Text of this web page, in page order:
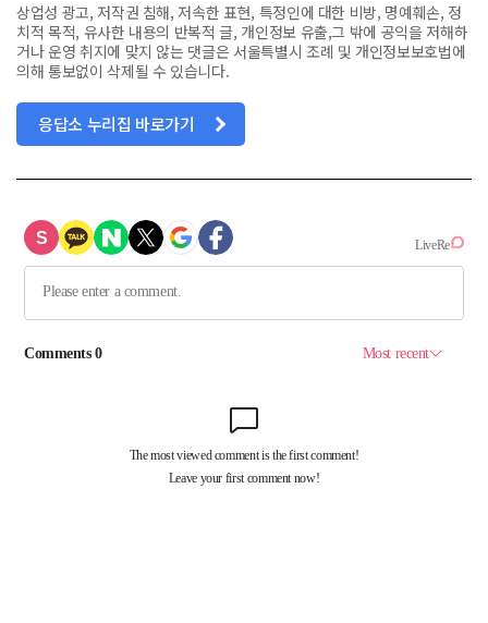
상업성 광고, 저작권 침해, 저속한 표현, 특정인에 대한 비방, 명예훼손, 정
치적 목적, 유사한 내용의 반복적 글, 개인정보 유출,그 밖에 공익을 저해하
거나 운영 취지에 맞지 않는 댓글은 서울특별시 조례 및 개인정보보호법에
의해 통보없이 삭제될 수 있습니다.
응답소 누리집 바로가기